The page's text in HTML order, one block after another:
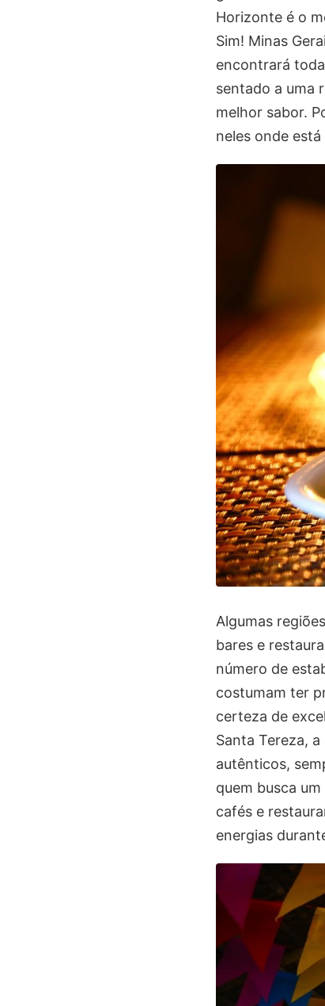
Horizonte é o
Sim! Minas
encontrará
sentado a uma
melhor sabor.
neles onde
Algumas
bares e
número de
costumam ter
certeza de
Santa Tereza,
autênticos,
quem busca
cafés e
energias